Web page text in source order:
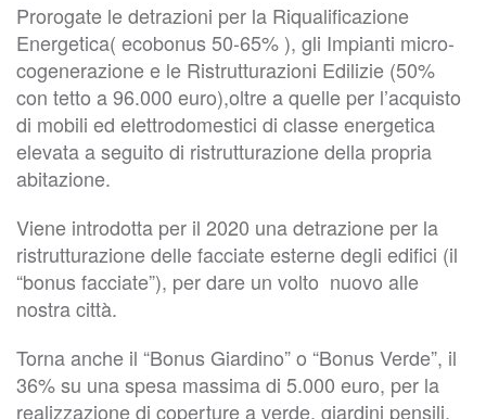
Prorogate le detrazioni per la Riqualificazione
Energetica( ecobonus 50-65% ), gli Impianti micro-
cogenerazione e le Ristrutturazioni Edilizie (50%
con tetto a 96.000 euro),oltre a quelle per l’acquisto
di mobili ed elettrodomestici di classe energetica
elevata a seguito di ristrutturazione della propria
abitazione.
Viene introdotta per il 2020 una detrazione per la
ristrutturazione delle facciate esterne degli edifici (il
“bonus facciate”), per dare un volto nuovo alle
nostra città.
Torna anche il “Bonus Giardino” o “Bonus Verde”, il
36% su una spesa massima di 5.000 euro, per la
realizzazione di coperture a verde, giardini pensili,